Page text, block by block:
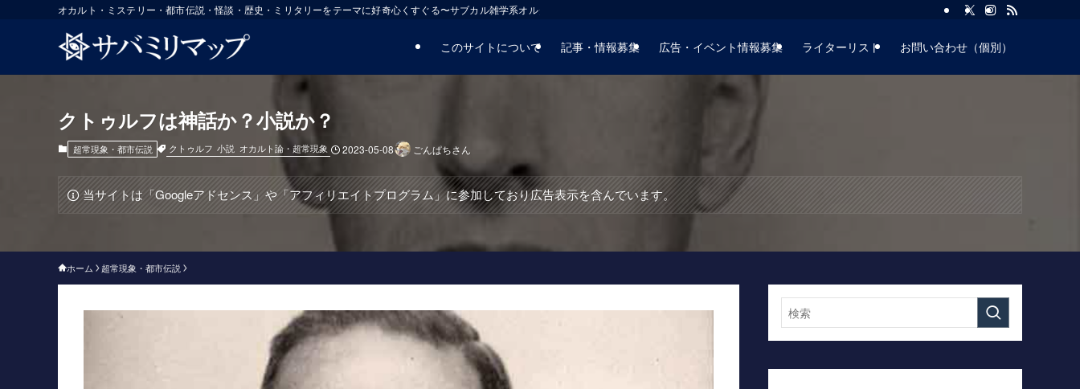
オカルト・ミステリー・都市伝説・怪談・歴史・ミリタリーをテーマに好奇心くすぐる〜サブカル雑学系オルタナティブサイト
このサイトについて 記事・情報募集 広告・イベント情報募集 ライターリスト お問い合わせ（個別）
クトゥルフは神話か？小説か？
超常現象・都市伝説 クトゥルフ 小説 オカルト論・超常現象 2023-05-08 ごんぱちさん
当サイトは「Googleアドセンス」や「アフィリエイトプログラム」に参加しており広告表示を含んでいます。
ホーム 超常現象・都市伝説